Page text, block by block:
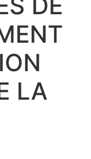
LA